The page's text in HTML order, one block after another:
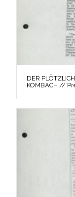
DER
KOMBACH //